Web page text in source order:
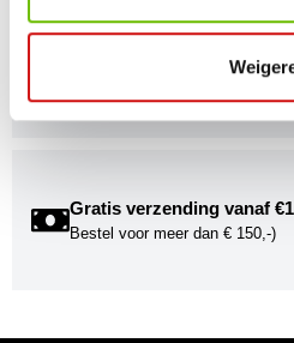
Kunstuwel Community
Word onderdeel van de
exclusieve uitnodigingen voor
mogelijkheden om uw kunst
Gratis verzending vanaf
Bestel voor meer dan € 150,-)